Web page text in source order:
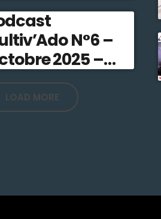
N°6 –
2025 –
Radio
LOAD MORE